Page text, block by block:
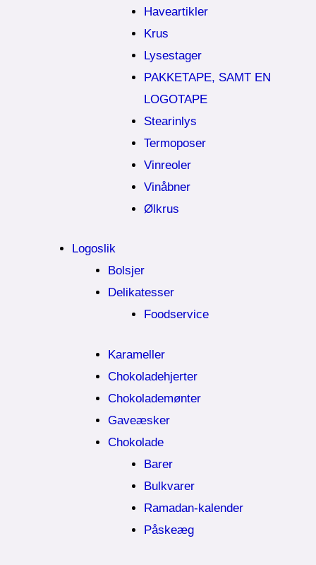
Haveartikler
Krus
Lysestager
PAKKETAPE, SAMT EN
LOGOTAPE
Stearinlys
Termoposer
Vinreoler
Vinåbner
Ølkrus
Logoslik
Bolsjer
Delikatesser
Foodservice
Karameller
Chokoladehjerter
Chokolademønter
Gaveæsker
Chokolade
Barer
Bulkvarer
Ramadan-kalender
Påskeæg